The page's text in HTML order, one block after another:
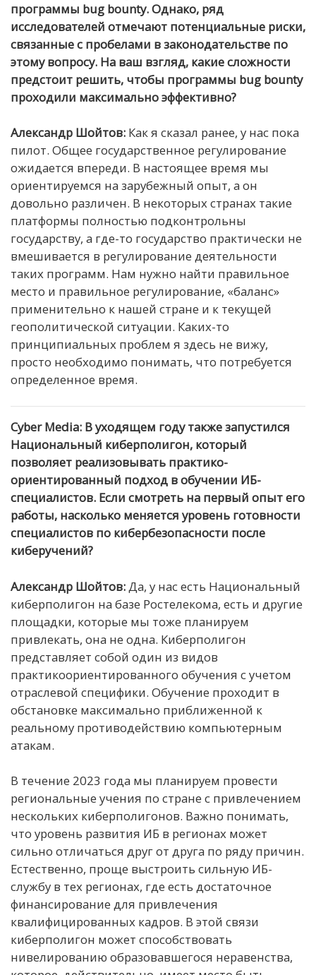
программы bug bounty. Однако, ряд
исследователей отмечают потенциальные риски,
связанные с пробелами в законодательстве по
этому вопросу. На ваш взгляд, какие сложности
предстоит решить, чтобы программы bug bounty
проходили максимально эффективно?
Александр Шойтов: Как я сказал ранее, у нас пока
пилот. Общее государственное регулирование
ожидается впереди. В настоящее время мы
ориентируемся на зарубежный опыт, а он
довольно различен. В некоторых странах такие
платформы полностью подконтрольны
государству, а где-то государство практически не
вмешивается в регулирование деятельности
таких программ. Нам нужно найти правильное
место и правильное регулирование, «баланс»
применительно к нашей стране и к текущей
геополитической ситуации. Каких-то
принципиальных проблем я здесь не вижу,
просто необходимо понимать, что потребуется
определенное время.
Cyber Media: В уходящем году также запустился
Национальный киберполигон, который
позволяет реализовывать практико-
ориентированный подход в обучении ИБ-
специалистов. Если смотреть на первый опыт его
работы, насколько меняется уровень готовности
специалистов по кибербезопасности после
киберучений?
Александр Шойтов: Да, у нас есть Национальный
киберполигон на базе Ростелекома, есть и другие
площадки, которые мы тоже планируем
привлекать, она не одна. Киберполигон
представляет собой один из видов
практикоориентированного обучения с учетом
отраслевой специфики. Обучение проходит в
обстановке максимально приближенной к
реальному противодействию компьютерным
атакам.
В течение 2023 года мы планируем провести
региональные учения по стране с привлечением
нескольких киберполигонов. Важно понимать,
что уровень развития ИБ в регионах может
сильно отличаться друг от друга по ряду причин.
Естественно, проще выстроить сильную ИБ-
службу в тех регионах, где есть достаточное
финансирование для привлечения
квалифицированных кадров. В этой связи
киберполигон может способствовать
нивелированию образовавшегося неравенства,